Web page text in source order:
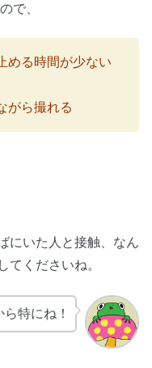
で、
める時間が少ない
がら撮れる
にいた人と接触、なん
てくださいね。
特にね！